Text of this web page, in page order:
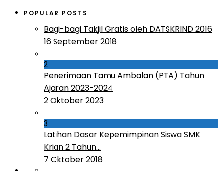
POPULAR POSTS
Bagi-bagi Takjil Gratis oleh DATSKRIND 2016
16 September 2018
2
Penerimaan Tamu Ambalan (PTA) Tahun
Ajaran 2023-2024
2 Oktober 2023
3
Latihan Dasar Kepemimpinan Siswa SMK
Krian 2 Tahun...
7 Oktober 2018